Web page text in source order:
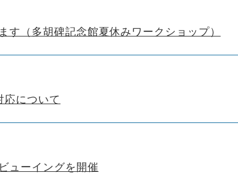
す（多胡碑記念館夏休みワークショップ）
応について
ューイングを開催